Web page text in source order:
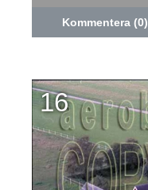
Kommentera (0)
16